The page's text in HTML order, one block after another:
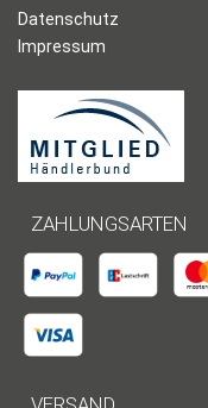
Datenschutz
Impressum
ZAHLUNGSARTEN